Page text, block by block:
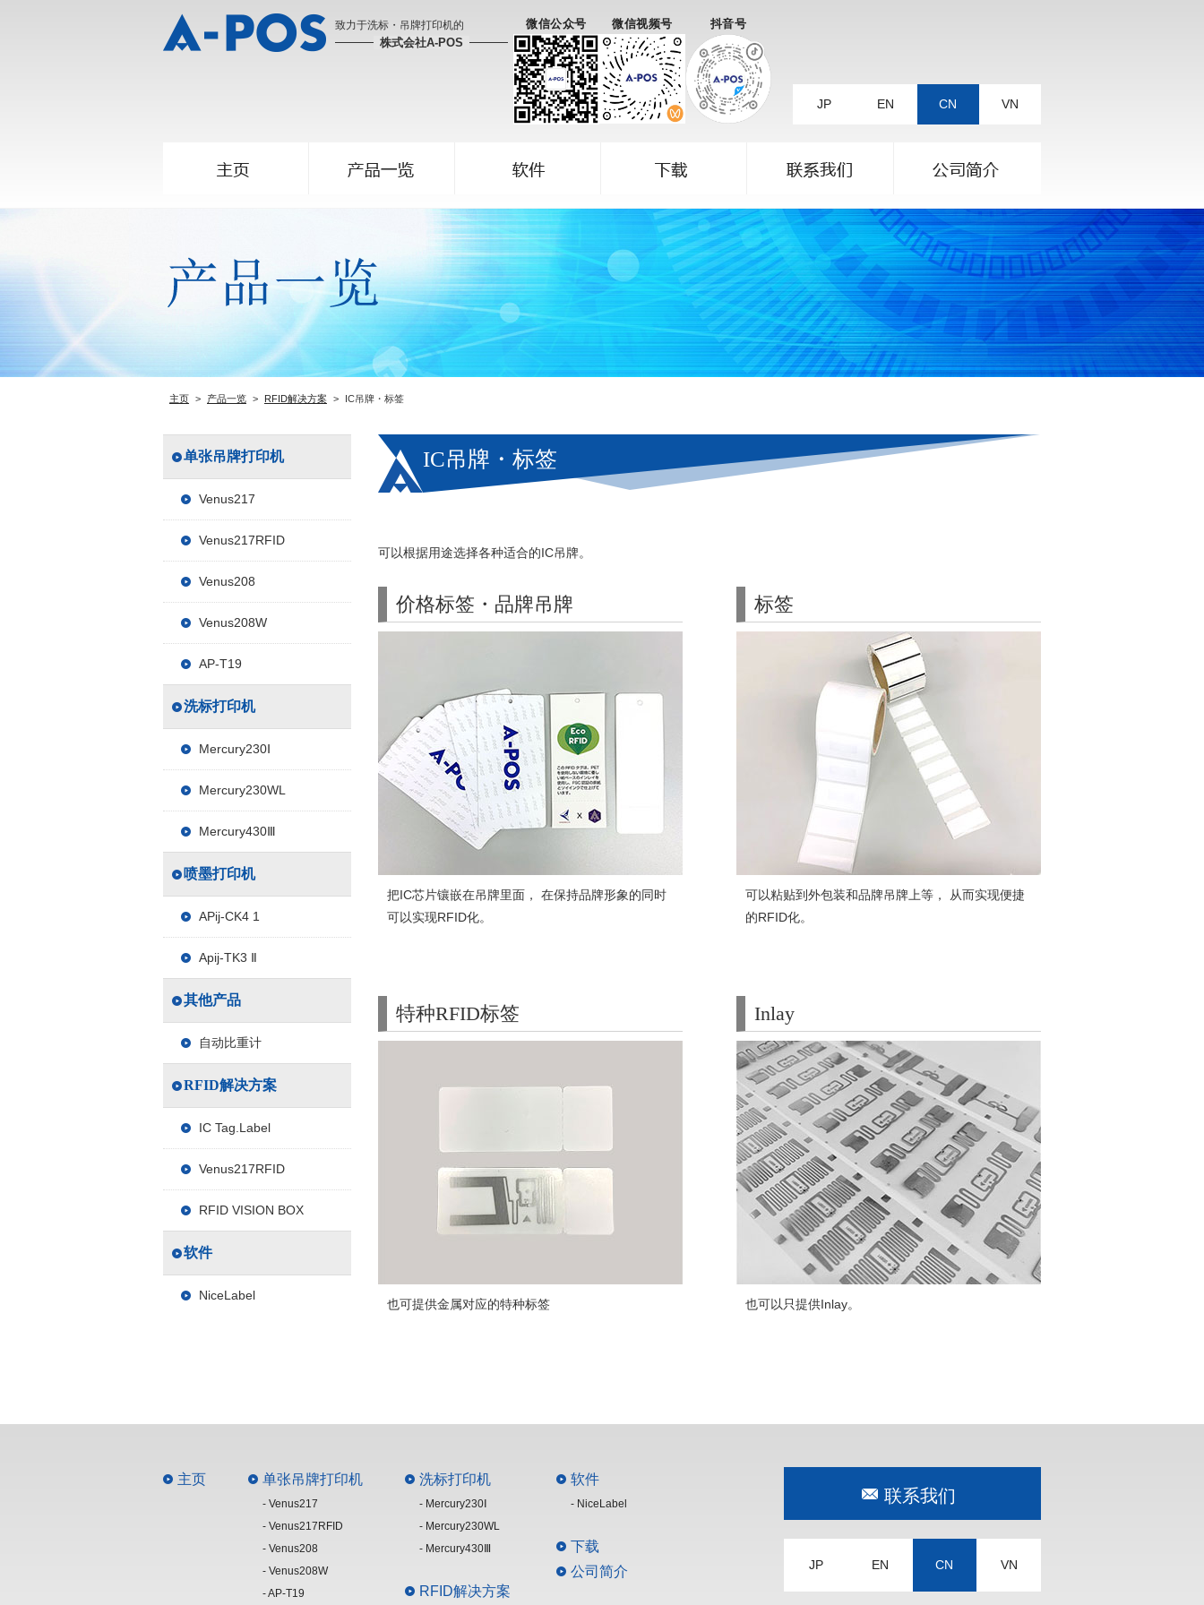
致力于洗标・吊牌打印机的
株式会社A-POS
微信公众号 微信视频号 抖音号
JP EN CN VN
主页 产品一览 RFID解决方案 IC吊牌・标签
IC吊牌・标签
可以根据用途选择各种适合的IC吊牌。
价格标签・品牌吊牌
把IC芯片镶嵌在吊牌里面， 在保持品牌形象的同时
可以实现RFID化。
标签
可以粘贴到外包装和品牌吊牌上等， 从而实现便捷
的RFID化。
特种RFID标签
也可提供金属对应的特种标签
Inlay
也可以只提供Inlay。
单张吊牌打印机
Venus217
Venus217RFID
Venus208
Venus208W
AP-T19
洗标打印机
Mercury230Ⅰ
Mercury230WL
Mercury430Ⅲ
喷墨打印机
APij-CK4 1
Apij-TK3 Ⅱ
其他产品
自动比重计
RFID解决方案
IC Tag.Label
Venus217RFID
RFID VISION BOX
软件
NiceLabel
主页 单张吊牌打印机
- Venus217
- Venus217RFID
- Venus208
- Venus208W
- AP-T19
洗标打印机
- Mercury230Ⅰ
- Mercury230WL
- Mercury430Ⅲ
RFID解决方案
软件
- NiceLabel
下载
公司简介
联系我们
JP EN CN VN